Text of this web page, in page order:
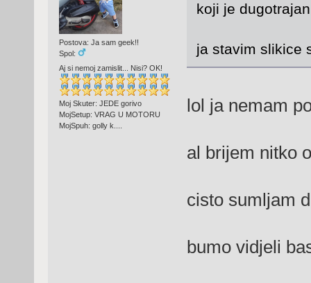
Postova: Ja sam geek!!
Spol:
Aj si nemoj zamislit... Nisi? OK!
Moj Skuter: JEDE gorivo
MojSetup: VRAG U MOTORU
MojSpuh: golly k....
koji je
ja stavim
lol ja nemam
al brijem nitko
cisto sumljam
bumo vidjeli